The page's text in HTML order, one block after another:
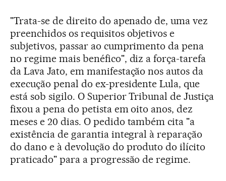
"Trata-se de direito do apenado de, uma vez
preenchidos os requisitos objetivos e
subjetivos, passar ao cumprimento da pena
no regime mais benéfico", diz a força-tarefa
da Lava Jato, em manifestação nos autos da
execução penal do ex-presidente Lula, que
está sob sigilo. O Superior Tribunal de Justiça
fixou a pena do petista em oito anos, dez
meses e 20 dias. O pedido também cita "a
existência de garantia integral à reparação
do dano e à devolução do produto do ilícito
praticado" para a progressão de regime.